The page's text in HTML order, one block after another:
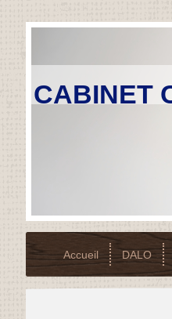
CABINET
Accueil DALO